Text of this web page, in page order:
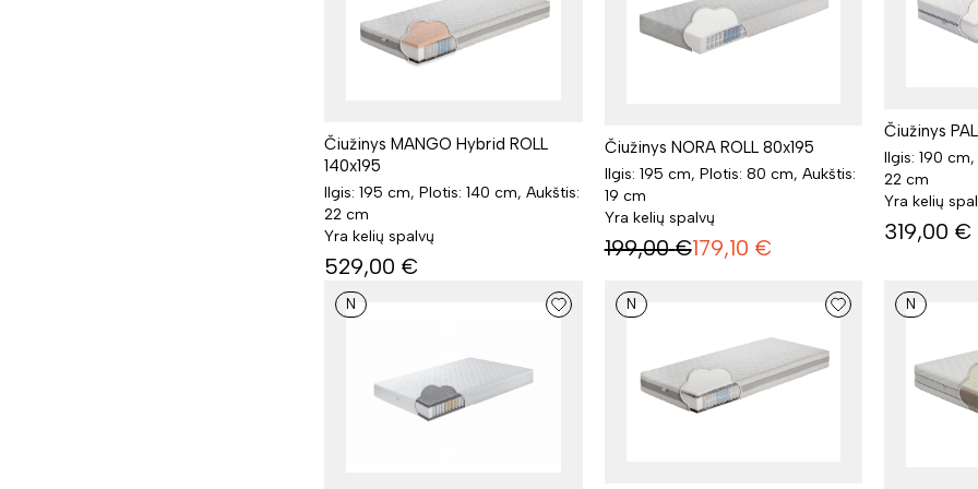
Čiužinys MANGO Hybrid ROLL
140x195
Ilgis: 195 cm, Plotis: 140 cm, Aukštis:
22 cm
Yra kelių spalvų
529,00 €
Čiužinys NORA ROLL 80x195
Ilgis: 195 cm, Plotis: 80 cm, Aukštis:
19 cm
Yra kelių spalvų
199,00 €179,10 €
Čiužinys
Ilgis: 190
22 cm
Yra kelių
319,00 €
N N N